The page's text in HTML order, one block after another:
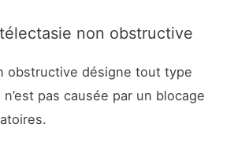
non obstructive
obstructive désigne tout type
n’est pas causée par un blocage